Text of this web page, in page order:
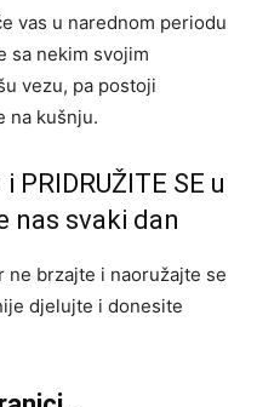
vas u narednom periodu
sa nekim svojim
vezu, pa postoji
na kušnju.
PRIDRUŽITE SE u
nas svaki dan
ne brzajte i naoružajte se
djelujte i donesite